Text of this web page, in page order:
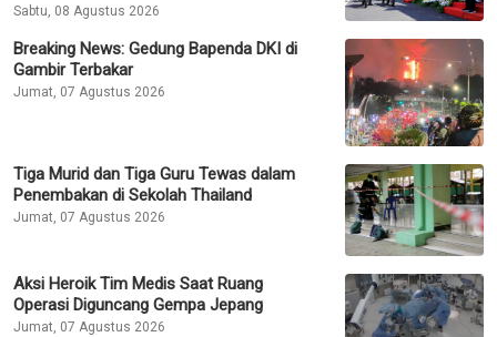
Sabtu, 08 Agustus 2026
Breaking News: Gedung Bapenda DKI di
Gambir Terbakar
Jumat, 07 Agustus 2026
Tiga Murid dan Tiga Guru Tewas dalam
Penembakan di Sekolah Thailand
Jumat, 07 Agustus 2026
Aksi Heroik Tim Medis Saat Ruang
Operasi Diguncang Gempa Jepang
Jumat, 07 Agustus 2026